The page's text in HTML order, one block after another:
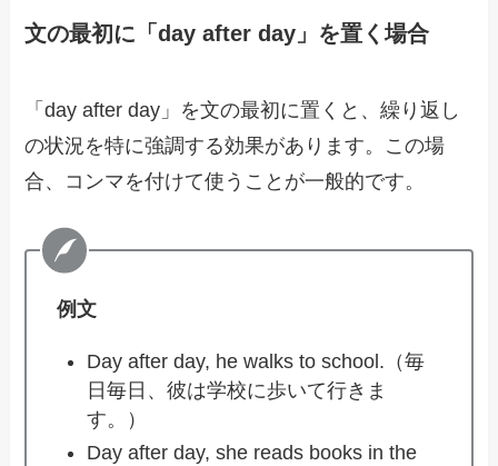
文の最初に「day after day」を置く場合
「day after day」を文の最初に置くと、繰り返し
の状況を特に強調する効果があります。この場
合、コンマを付けて使うことが一般的です。
例文
Day after day, he walks to school.（毎
日毎日、彼は学校に歩いて行きま
す。）
Day after day, she reads books in the